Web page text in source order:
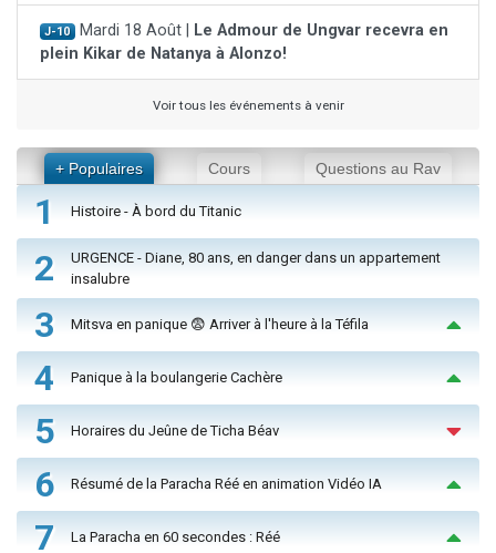
J-10 Mardi 18 Août |
Le Admour de Ungvar recevra en
plein Kikar de Natanya à Alonzo!
Voir tous les événements à venir
+ Populaires Cours Questions au Rav
1 Histoire - À bord du Titanic
2
URGENCE - Diane, 80 ans, en danger dans un appartement
insalubre
3 Mitsva en panique 😨 Arriver à l'heure à la Téfila
4 Panique à la boulangerie Cachère
5 Horaires du Jeûne de Ticha Béav
6 Résumé de la Paracha Réé en animation Vidéo IA
7 La Paracha en 60 secondes : Réé